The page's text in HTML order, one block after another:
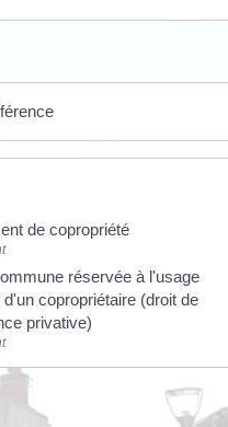
de copropriété
réservée à l'usage
copropriétaire (droit de
privative)